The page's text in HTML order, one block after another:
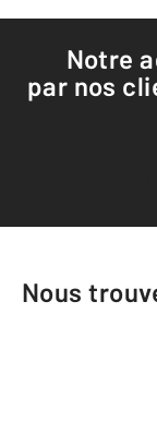
Notre
par nos
Nous